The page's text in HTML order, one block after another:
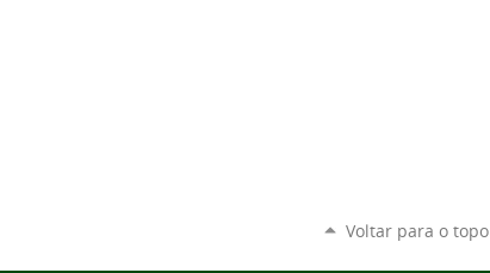
Voltar para o topo